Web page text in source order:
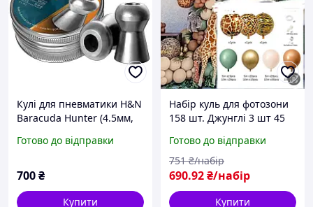
Кулі для пневматики H&N
Baracuda Hunter (4.5мм,
Готово до відправки
700₴
Купити
Набір куль для фотозони
158 шт. Джунглі 3 шт 45
куль Дитяча фотозона з
кульок
Готово до відправки
690.92₴/набір
751 ₴/набір
Купити